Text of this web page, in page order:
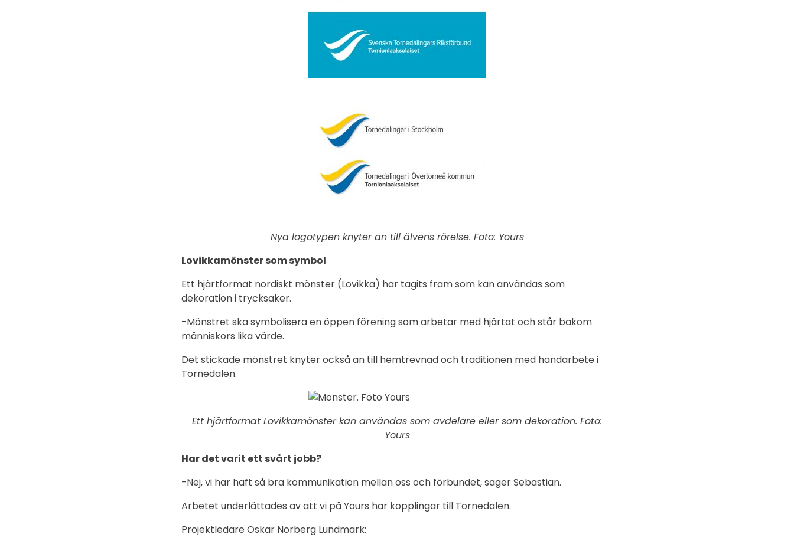
Nya logotypen knyter an till älvens rörelse. Foto: Yours
Lovikkamönster som symbol
Ett hjärtformat nordiskt mönster (Lovikka) har tagits fram som kan användas som
dekoration i trycksaker.
-Mönstret ska symbolisera en öppen förening som arbetar med hjärtat och står bakom
människors lika värde.
Det stickade mönstret knyter också an till hemtrevnad och traditionen med handarbete i
Tornedalen.
Ett hjärtformat Lovikkamönster kan användas som avdelare eller som dekoration. Foto:
Yours
Har det varit ett svårt jobb?
-Nej, vi har haft så bra kommunikation mellan oss och förbundet, säger Sebastian.
Arbetet underlättades av att vi på Yours har kopplingar till Tornedalen.
Projektledare Oskar Norberg Lundmark: